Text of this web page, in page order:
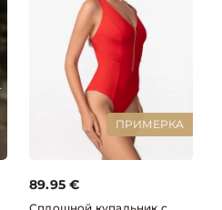
ПРИМЕРКА
89.95 €